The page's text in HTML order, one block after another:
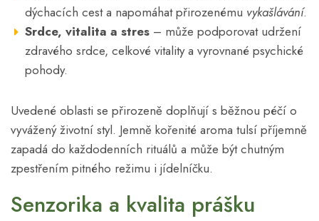
dýchacích cest a napomáhat přirozenému vykašlávání.
Srdce, vitalita a stres – může podporovat udržení
zdravého srdce, celkové vitality a vyrovnané psychické
pohody.
Uvedené oblasti se přirozeně doplňují s běžnou péčí o
vyvážený životní styl. Jemně kořenité aroma tulsí příjemně
zapadá do každodenních rituálů a může být chutným
zpestřením pitného režimu i jídelníčku.
Senzorika a kvalita prášku